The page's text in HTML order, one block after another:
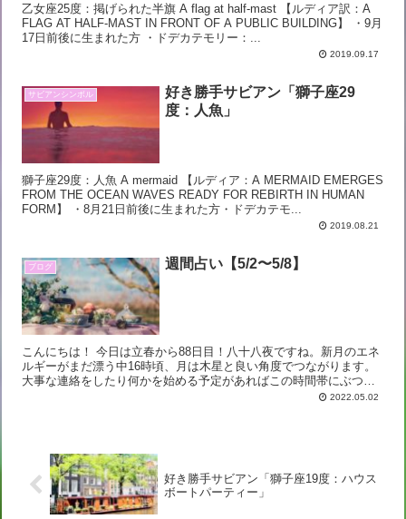
乙女座25度：掲げられた半旗 A flag at half-mast 【ルディア訳：A
FLAG AT HALF-MAST IN FRONT OF A PUBLIC BUILDING】 ・9月
17日前後に生まれた方 ・ドデカテモリー：...
2019.09.17
サビアンシンボル
好き勝手サビアン「獅子座29
度：人魚」
獅子座29度：人魚 A mermaid 【ルディア：A MERMAID EMERGES
FROM THE OCEAN WAVES READY FOR REBIRTH IN HUMAN
FORM】 ・8月21日前後に生まれた方・ドデカテモ...
2019.08.21
ブログ 週間占い【5/2〜5/8】
こんにちは！ 今日は立春から88日目！八十八夜ですね。新月のエネ
ルギーがまだ漂う中16時頃、月は木星と良い角度でつながります。
大事な連絡をしたり何かを始める予定があればこの時間帯にぶつけ
2022.05.02
好き勝手サビアン「獅子座19度：ハウス
ボートパーティー」